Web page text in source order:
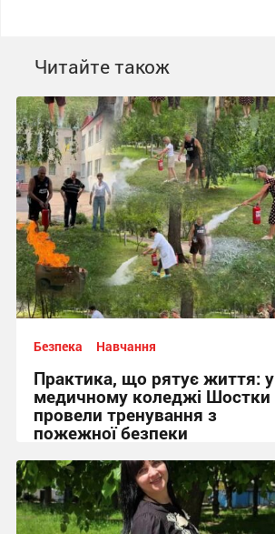
Читайте також
Безпека Навчання
Практика, що рятує життя: у
медичному коледжі Шостки
провели тренування з
пожежної безпеки
13:41, 3.08.2026